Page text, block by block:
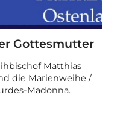
Gottesmutter
Matthias
die Marienweihe /
Madonna.